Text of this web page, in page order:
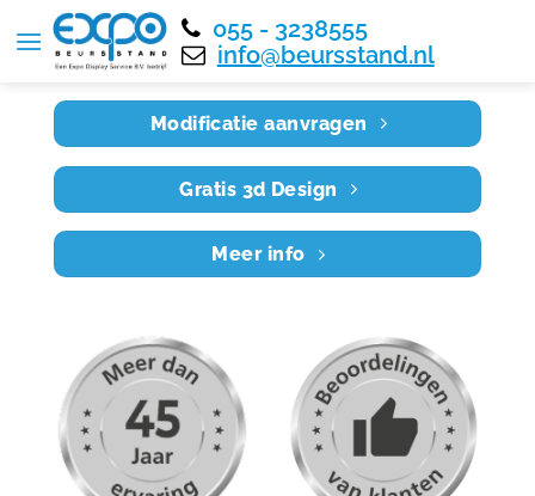
055 - 3238555
info@beursstand.nl
Home RE6X5 003
Modificatie aanvragen
Gratis 3d Design
Meer info